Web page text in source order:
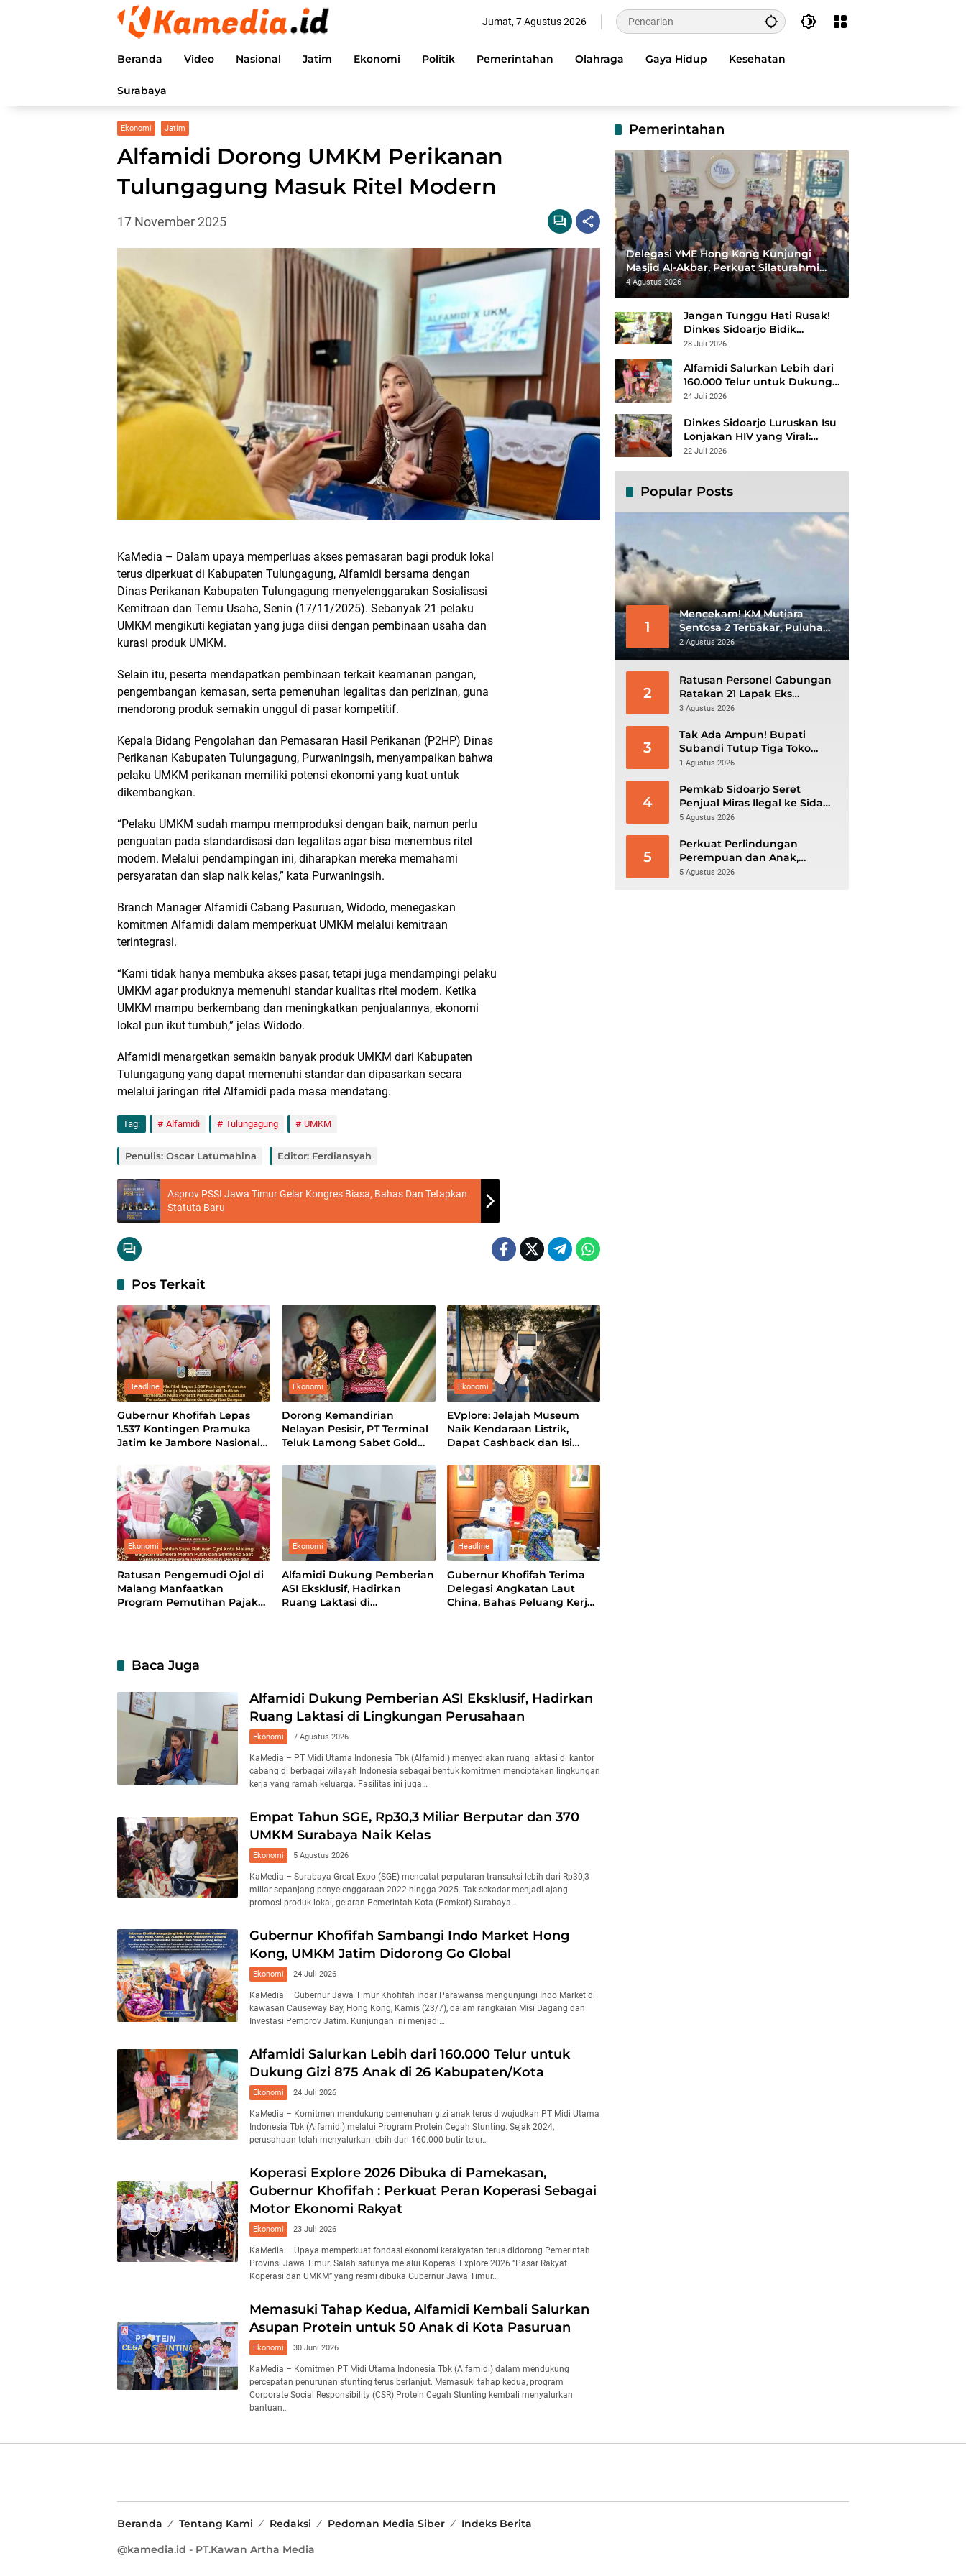
Jumat, 7 Agustus 2026
Beranda Video Nasional Jatim Ekonomi Politik Pemerintahan Olahraga Gaya Hidup Kesehatan
Surabaya
Ekonomi Jatim
Alfamidi Dorong UMKM Perikanan
Tulungagung Masuk Ritel Modern
17 November 2025
KaMedia – Dalam upaya memperluas akses pemasaran bagi produk lokal
terus diperkuat di Kabupaten Tulungagung, Alfamidi bersama dengan
Dinas Perikanan Kabupaten Tulungagung menyelenggarakan Sosialisasi
Kemitraan dan Temu Usaha, Senin (17/11/2025). Sebanyak 21 pelaku
UMKM mengikuti kegiatan yang juga diisi dengan pembinaan usaha dan
kurasi produk UMKM.
Selain itu, peserta mendapatkan pembinaan terkait keamanan pangan,
pengembangan kemasan, serta pemenuhan legalitas dan perizinan, guna
mendorong produk semakin unggul di pasar kompetitif.
Kepala Bidang Pengolahan dan Pemasaran Hasil Perikanan (P2HP) Dinas
Perikanan Kabupaten Tulungagung, Purwaningsih, menyampaikan bahwa
pelaku UMKM perikanan memiliki potensi ekonomi yang kuat untuk
dikembangkan.
“Pelaku UMKM sudah mampu memproduksi dengan baik, namun perlu
penguatan pada standardisasi dan legalitas agar bisa menembus ritel
modern. Melalui pendampingan ini, diharapkan mereka memahami
persyaratan dan siap naik kelas,” kata Purwaningsih.
Branch Manager Alfamidi Cabang Pasuruan, Widodo, menegaskan
komitmen Alfamidi dalam memperkuat UMKM melalui kemitraan
terintegrasi.
“Kami tidak hanya membuka akses pasar, tetapi juga mendampingi pelaku
UMKM agar produknya memenuhi standar kualitas ritel modern. Ketika
UMKM mampu berkembang dan meningkatkan penjualannya, ekonomi
lokal pun ikut tumbuh,” jelas Widodo.
Alfamidi menargetkan semakin banyak produk UMKM dari Kabupaten
Tulungagung yang dapat memenuhi standar dan dipasarkan secara
melalui jaringan ritel Alfamidi pada masa mendatang.
Tag: Alfamidi Tulungagung UMKM
Penulis: Oscar Latumahina Editor: Ferdiansyah
Asprov PSSI Jawa Timur Gelar Kongres Biasa, Bahas Dan Tetapkan
Statuta Baru
Pos Terkait
Headline
Gubernur Khofifah Lepas
1.537 Kontingen Pramuka
Jatim ke Jambore Nasional
Perkuat Persatuan dan
Kobarkan Semangat
Nasionalisme
Ekonomi
Dorong Kemandirian
Nelayan Pesisir, PT Terminal
Teluk Lamong Sabet Gold
Ekonomi
EVplore: Jelajah Museum
Naik Kendaraan Listrik,
Dapat Cashback dan Isi
Ekonomi
Ratusan Pengemudi Ojol di
Malang Manfaatkan
Program Pemutihan Pajak
Ekonomi
Alfamidi Dukung Pemberian
ASI Eksklusif, Hadirkan
Ruang Laktasi di
Headline
Gubernur Khofifah Terima
Delegasi Angkatan Laut
China, Bahas Peluang Kerja
Baca Juga
Alfamidi Dukung Pemberian ASI Eksklusif, Hadirkan
Ruang Laktasi di Lingkungan Perusahaan
Ekonomi 7 Agustus 2026
KaMedia – PT Midi Utama Indonesia Tbk (Alfamidi) menyediakan ruang laktasi di kantor
cabang di berbagai wilayah Indonesia sebagai bentuk komitmen menciptakan lingkungan
kerja yang ramah keluarga. Fasilitas ini juga…
Empat Tahun SGE, Rp30,3 Miliar Berputar dan 370
UMKM Surabaya Naik Kelas
Ekonomi 5 Agustus 2026
KaMedia – Surabaya Great Expo (SGE) mencatat perputaran transaksi lebih dari Rp30,3
miliar sepanjang penyelenggaraan 2022 hingga 2025. Tak sekadar menjadi ajang
promosi produk lokal, gelaran Pemerintah Kota (Pemkot) Surabaya…
Gubernur Khofifah Sambangi Indo Market Hong
Kong, UMKM Jatim Didorong Go Global
Ekonomi 24 Juli 2026
KaMedia – Gubernur Jawa Timur Khofifah Indar Parawansa mengunjungi Indo Market di
kawasan Causeway Bay, Hong Kong, Kamis (23/7), dalam rangkaian Misi Dagang dan
Investasi Pemprov Jatim. Kunjungan ini menjadi…
Alfamidi Salurkan Lebih dari 160.000 Telur untuk
Dukung Gizi 875 Anak di 26 Kabupaten/Kota
Ekonomi 24 Juli 2026
KaMedia – Komitmen mendukung pemenuhan gizi anak terus diwujudkan PT Midi Utama
Indonesia Tbk (Alfamidi) melalui Program Protein Cegah Stunting. Sejak 2024,
perusahaan telah menyalurkan lebih dari 160.000 butir telur…
Koperasi Explore 2026 Dibuka di Pamekasan,
Gubernur Khofifah : Perkuat Peran Koperasi Sebagai
Motor Ekonomi Rakyat
Ekonomi 23 Juli 2026
KaMedia – Upaya memperkuat fondasi ekonomi kerakyatan terus didorong Pemerintah
Provinsi Jawa Timur. Salah satunya melalui Koperasi Explore 2026 “Pasar Rakyat
Koperasi dan UMKM” yang resmi dibuka Gubernur Jawa Timur…
Memasuki Tahap Kedua, Alfamidi Kembali Salurkan
Asupan Protein untuk 50 Anak di Kota Pasuruan
Ekonomi 30 Juni 2026
KaMedia – Komitmen PT Midi Utama Indonesia Tbk (Alfamidi) dalam mendukung
percepatan penurunan stunting terus berlanjut. Memasuki tahap kedua, program
Corporate Social Responsibility (CSR) Protein Cegah Stunting kembali menyalurkan
bantuan…
Pemerintahan
Delegasi YME Hong Kong Kunjungi
Masjid Al-Akbar, Perkuat Silaturahmi
dan Syiar Islam Rahmatan Lil ‘Alamin
4 Agustus 2026
Jangan Tunggu Hati Rusak!
Dinkes Sidoarjo Bidik
Kelompok Berisiko, Perang
28 Juli 2026
Alfamidi Salurkan Lebih dari
160.000 Telur untuk Dukung
Gizi 875 Anak di 26
24 Juli 2026
Dinkes Sidoarjo Luruskan Isu
Lonjakan HIV yang Viral:
Jangan Percaya Spekulasi,
22 Juli 2026
Popular Posts
1
Mencekam! KM Mutiara
Sentosa 2 Terbakar, Puluhan
Penumpang Masih Bertahan
Menunggu Evakuasi
2 Agustus 2026
2
Ratusan Personel Gabungan
Ratakan 21 Lapak Eks
Lokalisasi Krengseng
3 Agustus 2026
3
Tak Ada Ampun! Bupati
Subandi Tutup Tiga Toko
Miras Nakal, Ratusan Botol
1 Agustus 2026
4
Pemkab Sidoarjo Seret
Penjual Miras Ilegal ke Sidang
Tipiring
5 Agustus 2026
5
Perkuat Perlindungan
Perempuan dan Anak,
DP3AKB Sidoarjo Bangun
5 Agustus 2026
Beranda Tentang Kami Redaksi Pedoman Media Siber
Indeks Berita
@kamedia.id - PT.Kawan Artha Media